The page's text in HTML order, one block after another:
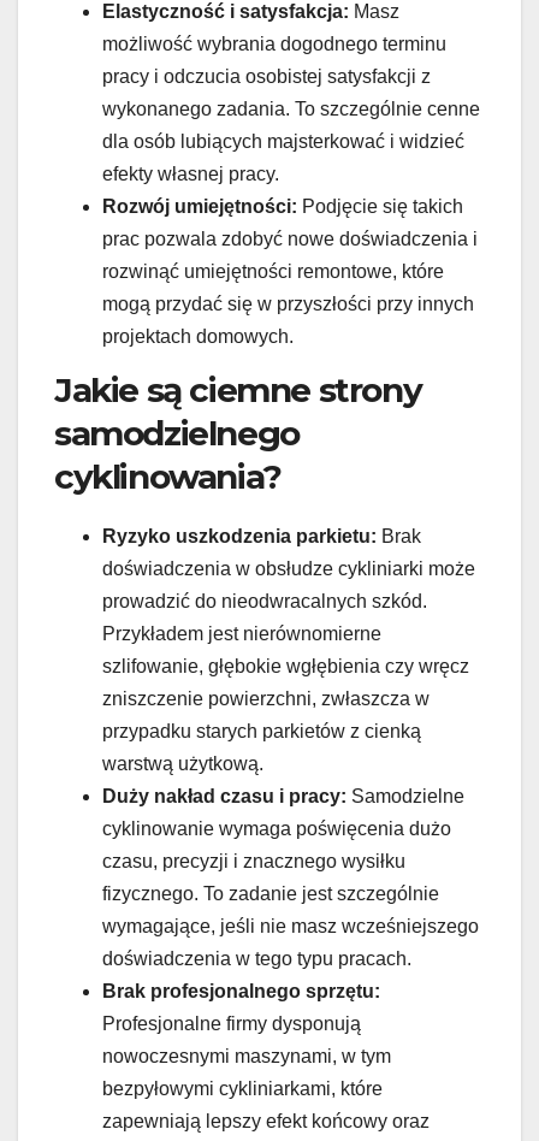
Elastyczność i satysfakcja: Masz
możliwość wybrania dogodnego terminu
pracy i odczucia osobistej satysfakcji z
wykonanego zadania. To szczególnie cenne
dla osób lubiących majsterkować i widzieć
efekty własnej pracy.
Rozwój umiejętności: Podjęcie się takich
prac pozwala zdobyć nowe doświadczenia i
rozwinąć umiejętności remontowe, które
mogą przydać się w przyszłości przy innych
projektach domowych.
Jakie są ciemne strony
samodzielnego
cyklinowania?
Ryzyko uszkodzenia parkietu: Brak
doświadczenia w obsłudze cykliniarki może
prowadzić do nieodwracalnych szkód.
Przykładem jest nierównomierne
szlifowanie, głębokie wgłębienia czy wręcz
zniszczenie powierzchni, zwłaszcza w
przypadku starych parkietów z cienką
warstwą użytkową.
Duży nakład czasu i pracy: Samodzielne
cyklinowanie wymaga poświęcenia dużo
czasu, precyzji i znacznego wysiłku
fizycznego. To zadanie jest szczególnie
wymagające, jeśli nie masz wcześniejszego
doświadczenia w tego typu pracach.
Brak profesjonalnego sprzętu:
Profesjonalne firmy dysponują
nowoczesnymi maszynami, w tym
bezpyłowymi cykliniarkami, które
zapewniają lepszy efekt końcowy oraz